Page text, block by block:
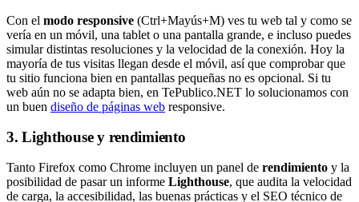
Con el modo responsive (Ctrl+Mayús+M) ves tu web tal y como se
vería en un móvil, una tablet o una pantalla grande, e incluso puedes
simular distintas resoluciones y la velocidad de la conexión. Hoy la
mayoría de tus visitas llegan desde el móvil, así que comprobar que
tu sitio funciona bien en pantallas pequeñas no es opcional. Si tu
web aún no se adapta bien, en TePublico.NET lo solucionamos con
un buen diseño de páginas web responsive.
3. Lighthouse y rendimiento
Tanto Firefox como Chrome incluyen un panel de rendimiento y la
posibilidad de pasar un informe Lighthouse, que audita la velocidad
de carga, la accesibilidad, las buenas prácticas y el SEO técnico de